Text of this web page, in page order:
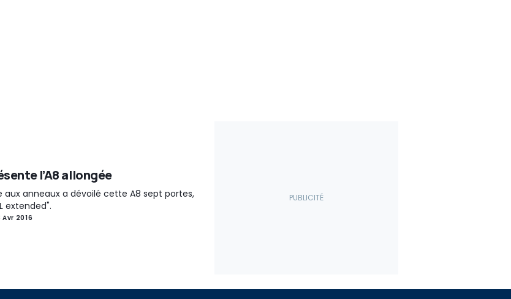
l’A8 allongée
aux anneaux a dévoilé cette A8 sept portes,
extended".
Avr 2016